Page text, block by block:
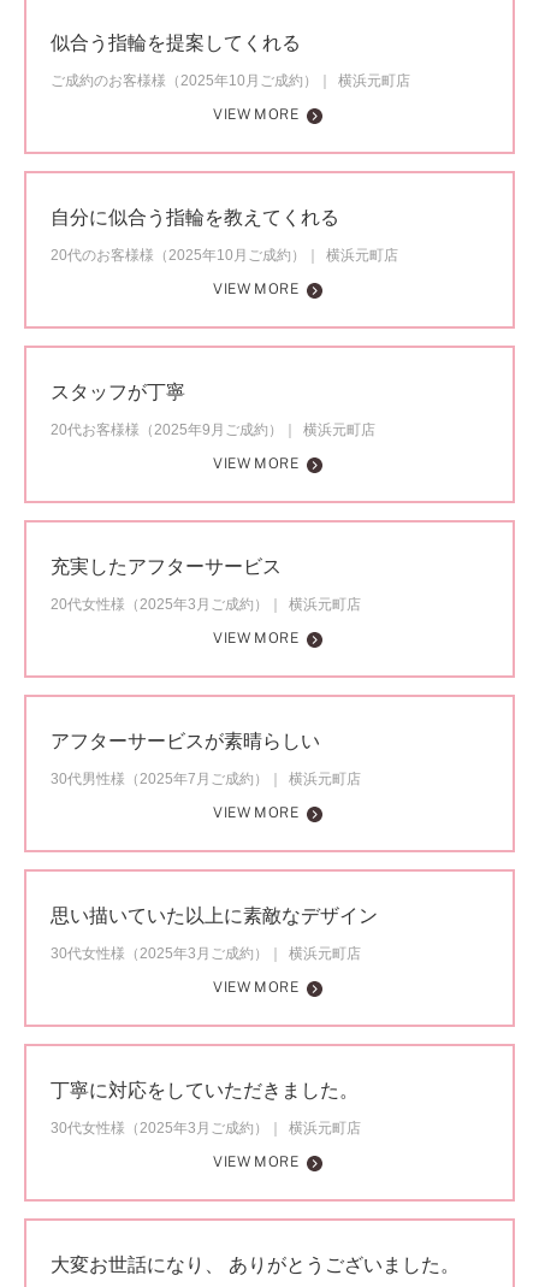
似合う指輪を提案してくれる
ご成約のお客様様（2025年10月ご成約）
横浜元町店
VIEW MORE
自分に似合う指輪を教えてくれる
20代のお客様様（2025年10月ご成約）
横浜元町店
VIEW MORE
スタッフが丁寧
20代お客様様（2025年9月ご成約）
横浜元町店
VIEW MORE
充実したアフターサービス
20代女性様（2025年3月ご成約）
横浜元町店
VIEW MORE
アフターサービスが素晴らしい
30代男性様（2025年7月ご成約）
横浜元町店
VIEW MORE
思い描いていた以上に素敵なデザイン
30代女性様（2025年3月ご成約）
横浜元町店
VIEW MORE
丁寧に対応をしていただきました。
30代女性様（2025年3月ご成約）
横浜元町店
VIEW MORE
大変お世話になり、 ありがとうございました。